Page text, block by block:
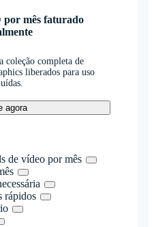
por mês faturado
coleção completa de
liberados para uso
agora
de vídeo por mês
rápidos